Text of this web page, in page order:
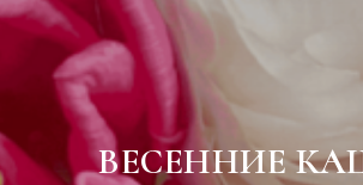
ВЕСЕННИЕ